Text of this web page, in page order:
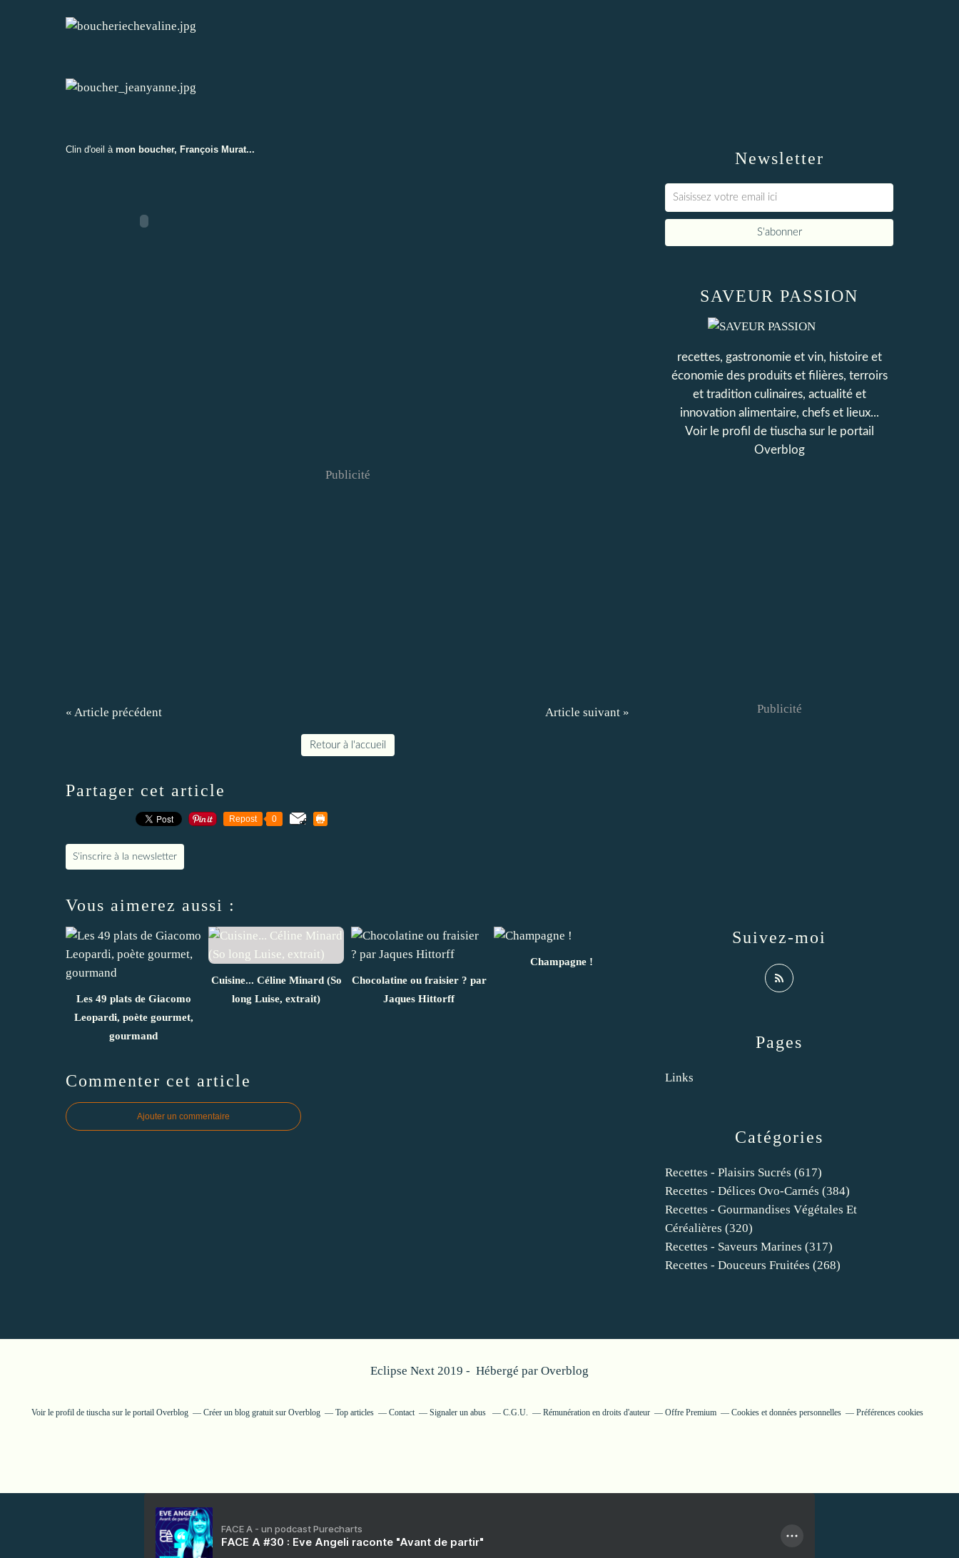
Clin d'oeil à mon boucher, François Murat...
Publicité
« Article précédent Article suivant »
Retour à l'accueil
Partager cet article
Repost 0
S'inscrire à la newsletter
Vous aimerez aussi :
Les 49 plats de Giacomo
Leopardi, poète gourmet,
gourmand
Cuisine... Céline Minard (So
long Luise, extrait)
Chocolatine ou fraisier ? par
Jaques Hittorff
Champagne !
Commenter cet article
Ajouter un commentaire
Newsletter
Catégories
Recettes - Plaisirs Sucrés (617)
Recettes - Délices Ovo-Carnés (384)
Recettes - Gourmandises Végétales Et
Céréalières (320)
Recettes - Saveurs Marines (317)
Recettes - Douceurs Fruitées (268)
Pages
Links
SAVEUR PASSION
recettes, gastronomie et vin, histoire et
économie des produits et filières, terroirs
et tradition culinaires, actualité et
innovation alimentaire, chefs et lieux...
Voir le profil de tiuschasur le portail
Overblog
Suivez-moi
Publicité
Eclipse Next 2019 - Hébergé par Overblog
Voir le profil de tiuscha sur le portail Overblog Créer un blog gratuit sur Overblog Top articles Contact Signaler un abus C.G.U. Rémunération en droits d'auteur Offre Premium Cookies et données personnelles Préférences cookies
FACE A - un podcast Purecharts
FACE A #30 : Eve Angeli raconte "Avant de partir"